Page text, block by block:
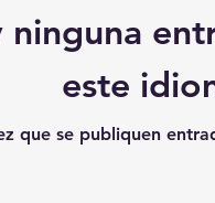
ninguna
este
que se publiquen